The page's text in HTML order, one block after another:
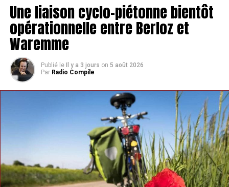
Une liaison cyclo-piétonne bientôt
opérationnelle entre Berloz et
Waremme
Publié le Il y a 3 jours on 5 août 2026
Par Radio Compile